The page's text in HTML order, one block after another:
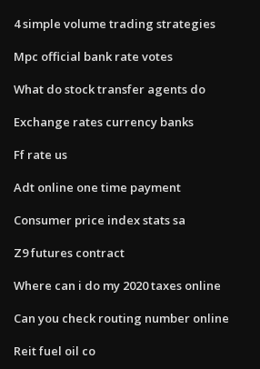
4 simple volume trading strategies
Mpc official bank rate votes
What do stock transfer agents do
Exchange rates currency banks
Ff rate us
Adt online one time payment
Consumer price index stats sa
Z9 futures contract
Where can i do my 2020 taxes online
Can you check routing number online
Reit fuel oil co